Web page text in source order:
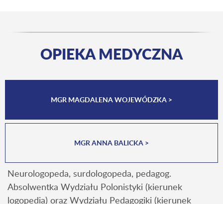
OPIEKA MEDYCZNA
MGR MAGDALENA WOJEWÓDZKA >
MGR ANNA BALICKA >
Neurologopeda, surdologopeda, pedagog.
Absolwentka Wydziału Polonistyki (kierunek
logopedia) oraz Wydziału Pedagogiki (kierunek